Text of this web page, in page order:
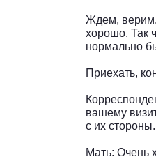
Ждем, верим.
хорошо. Так
нормально
Приехать,
вашему
с их стороны.
Мать: Очень